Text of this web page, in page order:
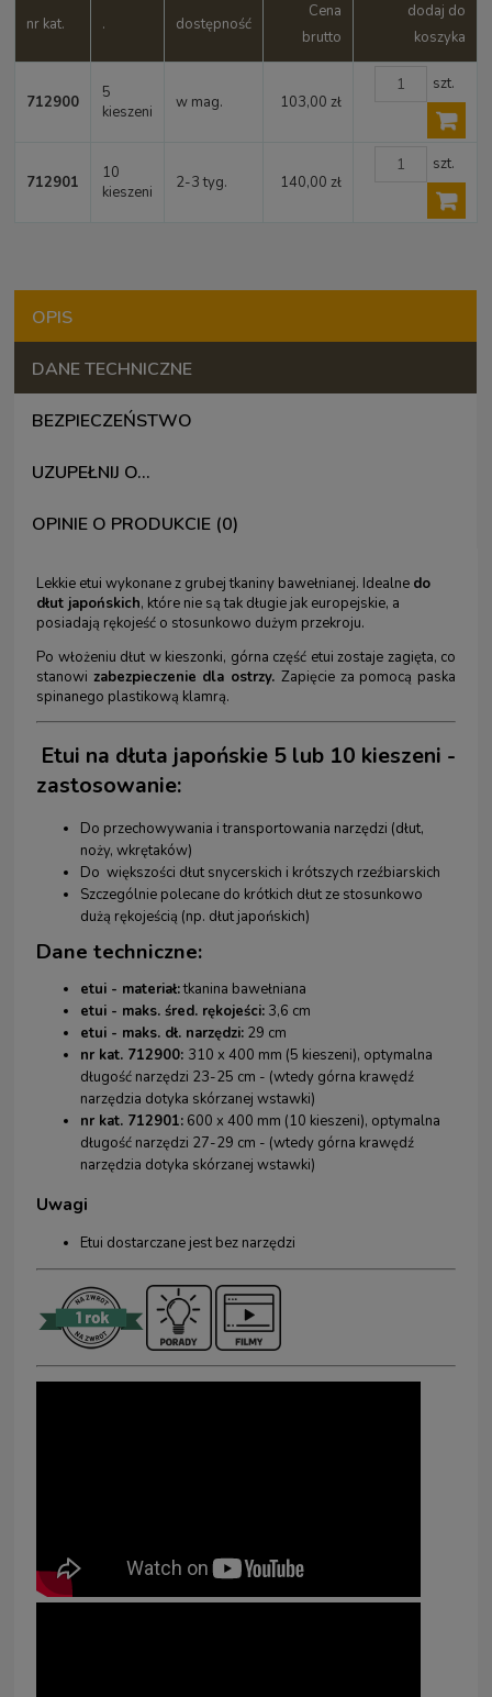
nr kat. . dostępność
Cena
brutto
dodaj do
koszyka
712900
5
kieszeni
w mag. 103,00 zł
szt.
712901
10
kieszeni
2-3 tyg. 140,00 zł
szt.
OPIS
DANE TECHNICZNE
BEZPIECZEŃSTWO
UZUPEŁNIJ O...
OPINIE O PRODUKCIE (0)
Lekkie etui wykonane z grubej tkaniny bawełnianej. Idealne do
dłut japońskich, które nie są tak długie jak europejskie, a
posiadają rękojeść o stosunkowo dużym przekroju.
Po włożeniu dłut w kieszonki, górna część etui zostaje zagięta, co
stanowi zabezpieczenie dla ostrzy. Zapięcie za pomocą paska
spinanego plastikową klamrą.
Etui na dłuta japońskie 5 lub 10 kieszeni -
zastosowanie:
Do przechowywania i transportowania narzędzi (dłut,
noży, wkrętaków)
Do większości dłut snycerskich i krótszych rzeźbiarskich
Szczególnie polecane do krótkich dłut ze stosunkowo
dużą rękojeścią (np. dłut japońskich)
Dane techniczne:
etui - materiał:tkanina bawełniana
etui - maks. śred. rękojeści: 3,6 cm
etui - maks. dł. narzędzi: 29 cm
nr kat. 712900: 310 x 400 mm (5 kieszeni), optymalna
długość narzędzi 23-25 cm - (wtedy górna krawędź
narzędzia dotyka skórzanej wstawki)
nr kat. 712901: 600 x 400 mm (10 kieszeni), optymalna
długość narzędzi 27-29 cm - (wtedy górna krawędź
narzędzia dotyka skórzanej wstawki)
Uwagi
Etui dostarczane jest bez narzędzi